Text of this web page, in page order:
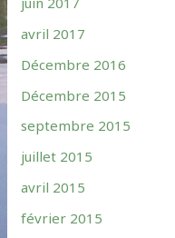
avril 2017
Décembre 2016
Décembre 2015
septembre 2015
juillet 2015
avril 2015
février 2015